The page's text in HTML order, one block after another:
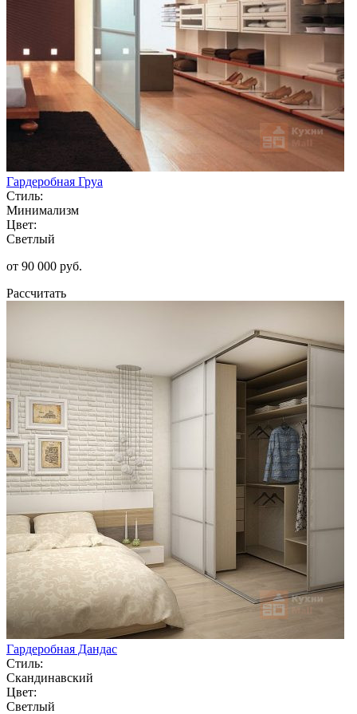
Гардеробная Груа
Стиль:
Минимализм
Цвет:
Светлый
от 90 000 руб.
Рассчитать
Гардеробная Дандас
Стиль:
Скандинавский
Цвет:
Светлый